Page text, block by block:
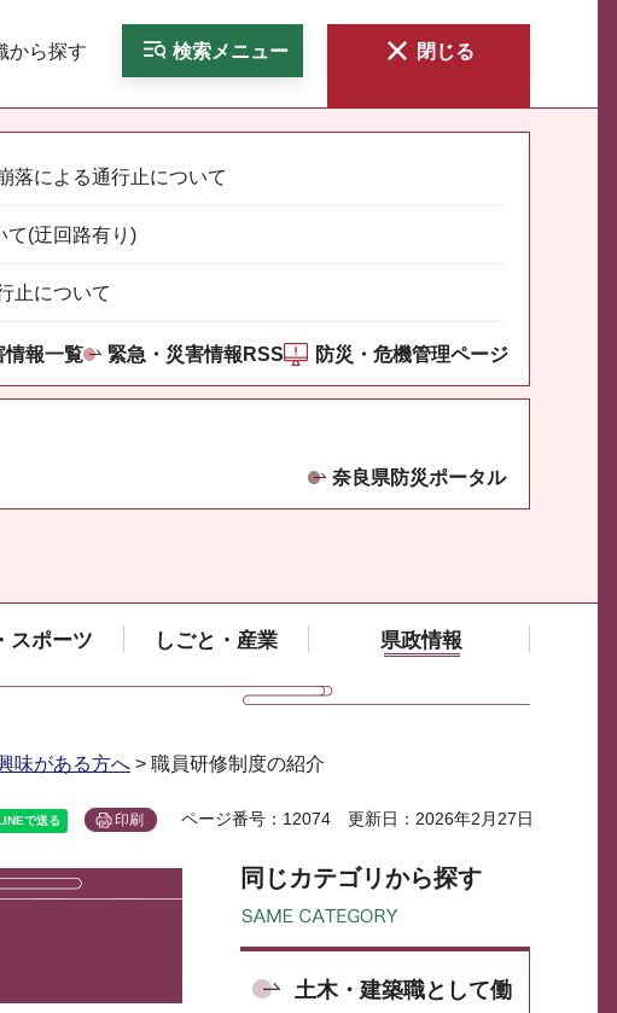
から探す 検索メニュー 閉じる
落による通行止について
て(迂回路有り)
止について
情報一覧 緊急・災害情報RSS 防災・危機管理ページ
奈良県防災ポータル
スポーツ しごと・産業 県政情報
味がある方へ > 職員研修制度の紹介
印刷 ページ番号：12074 更新日：2026年2月27日
同じカテゴリから探す
土木・建築職として働